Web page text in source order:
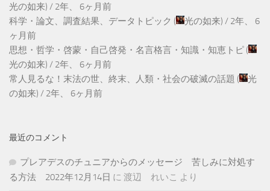
光の如来) / 2年、 6ヶ月前
科学・論文、調査結果、データトピック ( 光の如来) / 2年、 6
ヶ月前
思想・哲学・啓蒙・自己啓発・名言格言・知識・知恵トピ (
光の如来) / 2年、 6ヶ月前
常人見るな！末法の世、終末、人類・社会の破滅の話題 (
光
の如来) / 2年、 6ヶ月前
最近のコメント
プレアデスのチュニアからのメッセージ 苦しみに対処す
る方法 2022年12月14日 に 渡辺 れいこ より